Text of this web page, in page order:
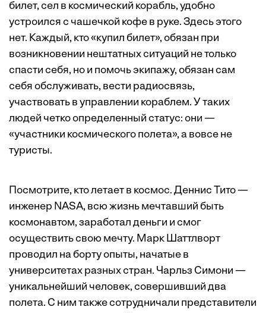
билет, сел в космический корабль, удобно
устроился с чашечкой кофе в руке. Здесь этого
нет. Каждый, кто «купил билет», обязан при
возникновении нештатных ситуаций не только
спасти себя, но и помочь экипажу, обязан сам
себя обслуживать, вести радиосвязь,
участвовать в управлении кораблем. У таких
людей четко определенный статус: они —
«участники космического полета», а вовсе не
туристы.
Посмотрите, кто летает в космос. Деннис Тито —
инженер NASA, всю жизнь мечтавший быть
космонавтом, заработал деньги и смог
осуществить свою мечту. Марк Шаттлворт
проводил на борту опыты, начатые в
университетах разных стран. Чарльз Симони —
уникальнейший человек, совершивший два
полета. С ним также сотрудничали представители